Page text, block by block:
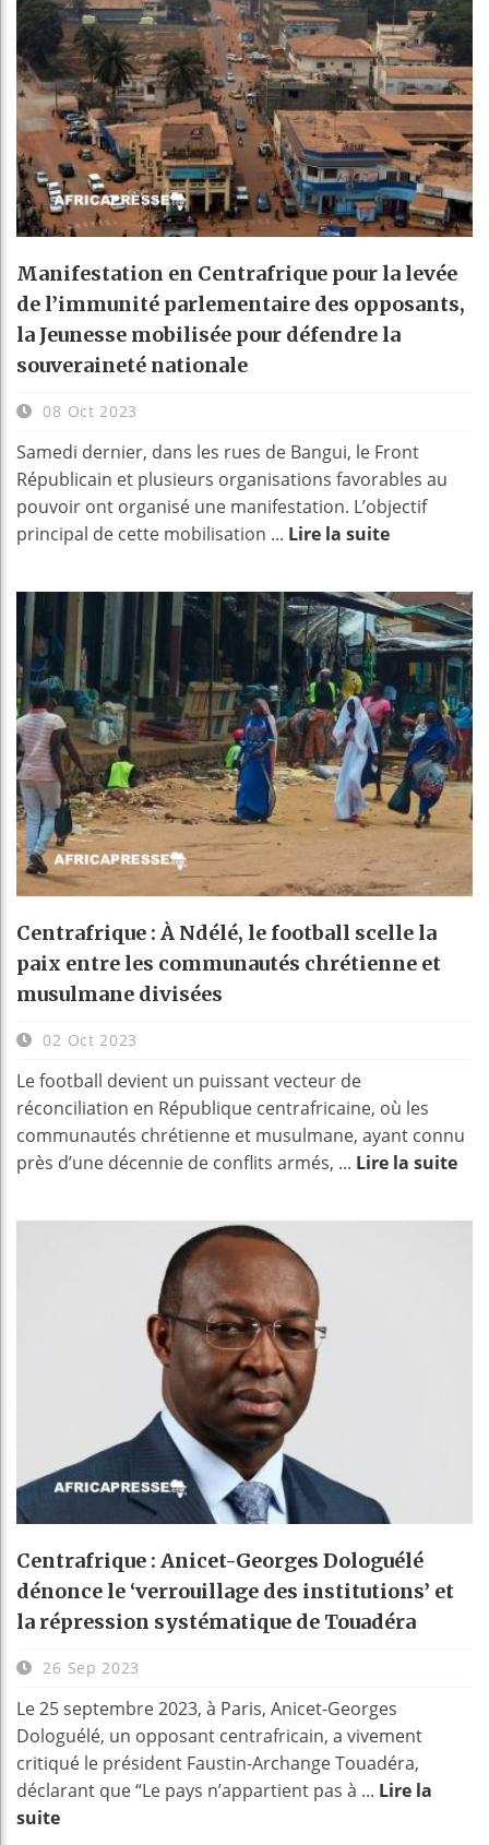
Manifestation en Centrafrique pour la levée
de l’immunité parlementaire des opposants,
la Jeunesse mobilisée pour défendre la
souveraineté nationale
08 Oct 2023
Samedi dernier, dans les rues de Bangui, le Front
Républicain et plusieurs organisations favorables au
pouvoir ont organisé une manifestation. L’objectif
principal de cette mobilisation ... Lire la suite
Centrafrique : À Ndélé, le football scelle la
paix entre les communautés chrétienne et
musulmane divisées
02 Oct 2023
Le football devient un puissant vecteur de
réconciliation en République centrafricaine, où les
communautés chrétienne et musulmane, ayant connu
près d’une décennie de conflits armés, ... Lire la suite
Centrafrique : Anicet-Georges Dologuélé
dénonce le ‘verrouillage des institutions’ et
la répression systématique de Touadéra
26 Sep 2023
Le 25 septembre 2023, à Paris, Anicet-Georges
Dologuélé, un opposant centrafricain, a vivement
critiqué le président Faustin-Archange Touadéra,
déclarant que “Le pays n’appartient pas à ... Lire la
suite